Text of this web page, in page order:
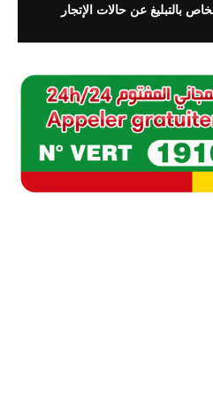
الأخضر المجاني 1916 الخاص بالتبليغ عن حالات الإتجار